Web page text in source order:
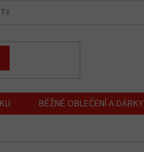
BĚŽNÉ OBLEČENÍ A DÁRKY